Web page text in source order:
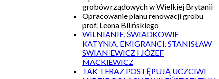
grobów rządowych w Wielkiej Brytanii
Opracowanie planu renowacji grobu
prof. Leona Bilińskiego
WILNIANIE, ŚWIADKOWIE
KATYNIA, EMIGRANCI. STANISŁAW
SWIANIEWICZ I JÓZEF
MACKIEWICZ
TAK TERAZ POSTĘPUJĄ UCZCIWI